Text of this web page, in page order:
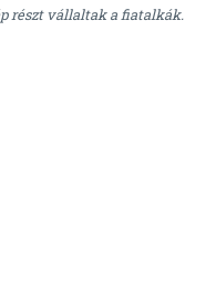
részt vállaltak a fiatalkák.